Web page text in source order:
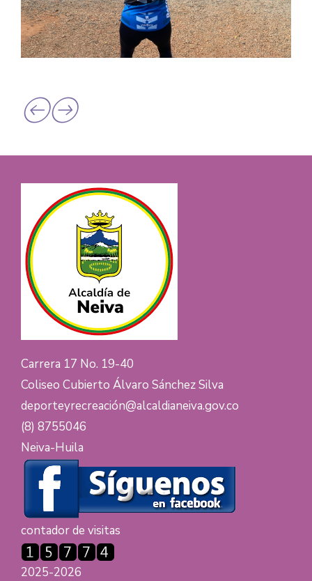
Carrera 17 No. 19-40
Coliseo Cubierto Álvaro Sánchez Silva
deporteyrecreación@alcaldianeiva.gov.co
(8) 8755046
Neiva-Huila
contador de visitas
2025-2026